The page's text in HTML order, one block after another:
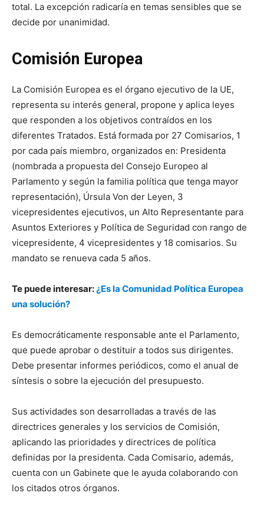
total. La excepción radicaría en temas sensibles que se
decide por unanimidad.
Comisión Europea
La Comisión Europea es el órgano ejecutivo de la UE,
representa su interés general, propone y aplica leyes
que responden a los objetivos contraídos en los
diferentes Tratados. Está formada por 27 Comisarios, 1
por cada país miembro, organizados en: Presidenta
(nombrada a propuesta del Consejo Europeo al
Parlamento y según la familia política que tenga mayor
representación), Úrsula Von der Leyen, 3
vicepresidentes ejecutivos, un Alto Representante para
Asuntos Exteriores y Política de Seguridad con rango de
vicepresidente, 4 vicepresidentes y 18 comisarios. Su
mandato se renueva cada 5 años.
Te puede interesar: ¿Es la Comunidad Política Europea
una solución?
Es democráticamente responsable ante el Parlamento,
que puede aprobar o destituir a todos sus dirigentes.
Debe presentar informes periódicos, como el anual de
síntesis o sobre la ejecución del presupuesto.
Sus actividades son desarrolladas a través de las
directrices generales y los servicios de Comisión,
aplicando las prioridades y directrices de política
definidas por la presidenta. Cada Comisario, además,
cuenta con un Gabinete que le ayuda colaborando con
los citados otros órganos.